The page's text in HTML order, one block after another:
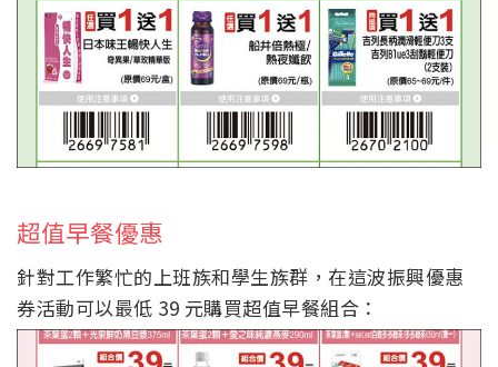
超值早餐優惠
針對工作繁忙的上班族和學生族群，在這波振興優惠
券活動可以最低 39 元購買超值早餐組合：